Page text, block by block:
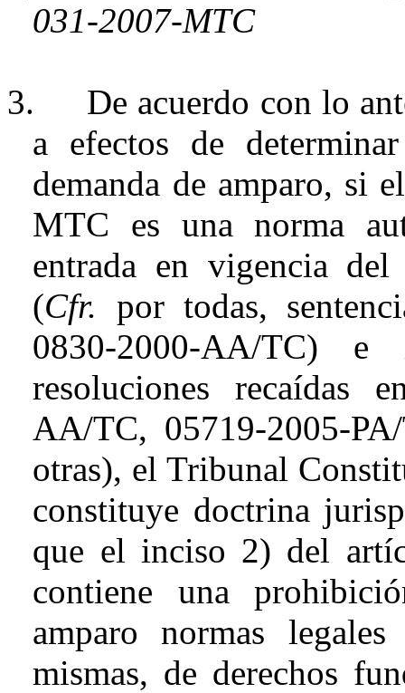
031-2007-MTC
3.
De acuerdo con lo
a efectos de
demanda de amparo, si
MTC es una norma
entrada en vigencia
(Cfr. por todas,
0830-2000-AA/TC)
resoluciones recaídas
AA/TC, 05719-2005-
otras), el Tribunal
constituye doctrina
que el inciso 2) del
contiene una
amparo normas
mismas, de derechos